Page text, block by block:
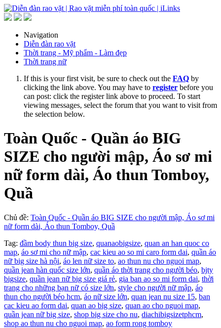
Navigation
Diễn đàn rao vặt
Thời trang - Mỹ phẩm - Làm đẹp
Thời trang nữ
If this is your first visit, be sure to check out the FAQ by
clicking the link above. You may have to register before you
can post: click the register link above to proceed. To start
viewing messages, select the forum that you want to visit from
the selection below.
Toàn Quốc - Quần áo BIG
SIZE cho người mập, Áo sơ mi
nữ form dài, Áo thun Tomboy,
Quầ
Chủ đề: Toàn Quốc - Quần áo BIG SIZE cho người mập, Áo sơ mi
nữ form dài, Áo thun Tomboy, Quầ
Tag: đầm body thun big size, quanaobigsize, quan an han quoc co
map, áo sơ mi cho nữ mập, cac kieu ao so mi caro form dai, quần áo
nữ big size hà nội, áo len nữ size to, ao thun nu cho nguoi map,
quần jean hàn quốc size lớn, quần áo thời trang cho người béo, bjty
bigsize, quần jean nữ big size giá rẻ, gia ban ao so mi form dai, thời
trang cho những bạn nữ có size lớn, style cho người nữ mập, áo
thun cho người béo hcm, áo nữ size lớn, quan jean nu size 15, ban
cac kieu ao form dai, quan ao big size, quan ao cho nguoi map,
quần jean nữ big size, shop big size cho nu, diachibigsizetphcm,
shop ao thun nu cho nguoi map, ao form rong tomboy